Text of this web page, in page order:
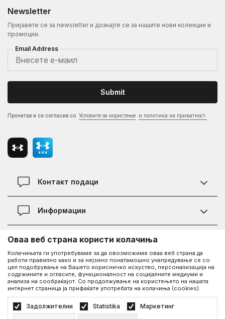
Newsletter
Пријавете се за newsletter и дознајте се за нашите нови колекции и
промоции.
Email Address
Submit
Прочитав и се согласив со Условите за користење и политика на приватност.
Контакт подаци
Контакт
Информации
Политика на приватност
Најчести прашања
Како да купите
Информации за Under Armour
За нас - приказната за Under Armour
Дознајте повеќе за UA
Вработување
Соработка
UA Social
Facebook
©2026www.underarmour.mk, ИзработкаNB SOFT. Сите права задржани.
Политика на приватност
Услови на користење
Оваа веб страна користи колачиња
Колачињата ги употребуваме за да овозможиме оваа веб страна да
работи правилно како и за нејзино понатамошно унапредување се со
цел подобрување на Вашето корисничко искуство, персонализација на
содржините и огласите, функционалност на социјалните медиуми и
анализа на сообраќајот. Со продолжување на користењето на нашата
интернет страница ја прифаќате употребата на колачиња (cookies).
Задолжителни Statistika Маркетинг